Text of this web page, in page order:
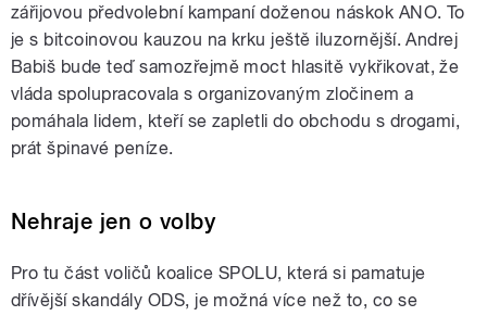
zářijovou předvolební kampaní doženou náskok ANO. To
je s bitcoinovou kauzou na krku ještě iluzornější. Andrej
Babiš bude teď samozřejmě moct hlasitě vykřikovat, že
vláda spolupracovala s organizovaným zločinem a
pomáhala lidem, kteří se zapletli do obchodu s drogami,
prát špinavé peníze.
Nehraje jen o volby
Pro tu část voličů koalice SPOLU, která si pamatuje
dřívější skandály ODS, je možná více než to, co se